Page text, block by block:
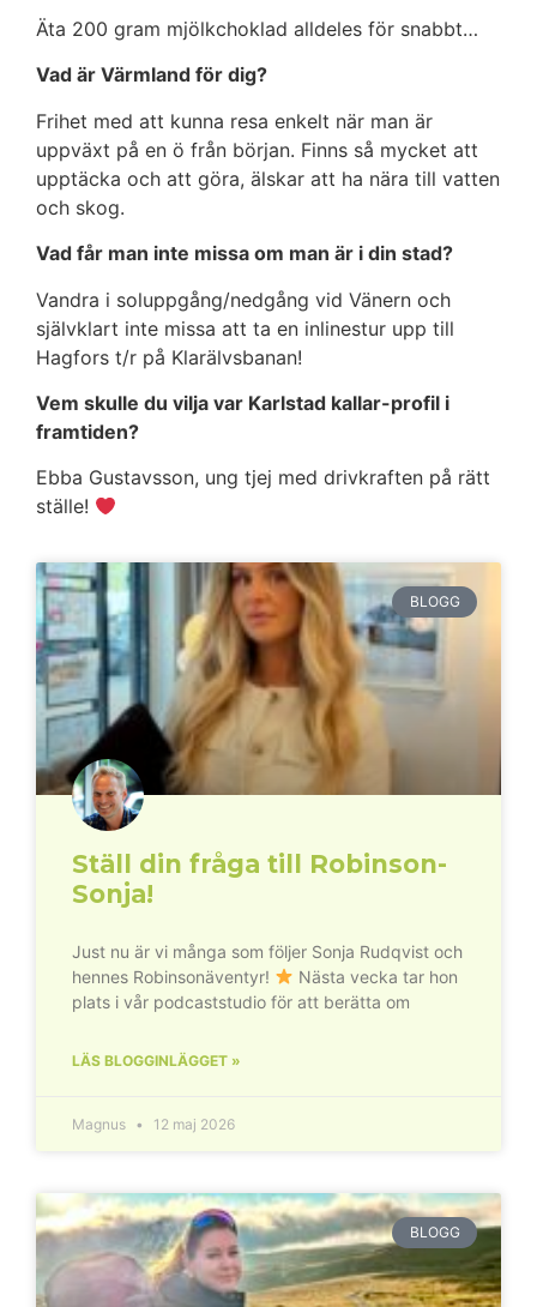
Äta 200 gram mjölkchoklad alldeles för snabbt…
Vad är Värmland för dig?
Frihet med att kunna resa enkelt när man är
uppväxt på en ö från början. Finns så mycket att
upptäcka och att göra, älskar att ha nära till vatten
och skog.
Vad får man inte missa om man är i din stad?
Vandra i soluppgång/nedgång vid Vänern och
självklart inte missa att ta en inlinestur upp till
Hagfors t/r på Klarälvsbanan!
Vem skulle du vilja var Karlstad kallar-profil i
framtiden?
Ebba Gustavsson, ung tjej med drivkraften på rätt
ställe!
BLOGG
Ställ din fråga till Robinson-
Sonja!
Just nu är vi många som följer Sonja Rudqvist och
hennes Robinsonäventyr!
Nästa vecka tar hon
plats i vår podcaststudio för att berätta om
LÄS BLOGGINLÄGGET »
Magnus 12 maj 2026
BLOGG